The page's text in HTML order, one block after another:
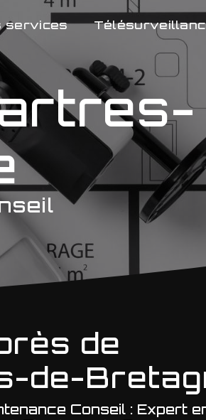
services
de
de-
Conseil : Expert